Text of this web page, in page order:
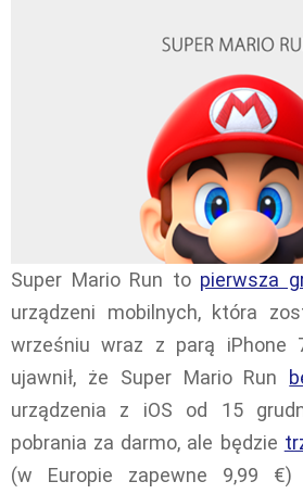
Super Mario Run to pierwsza
urządzeni mobilnych, która
wrześniu wraz z parą iPhone
ujawnił, że Super Mario Run
urządzenia z iOS od 15
pobrania za darmo, ale będzie
(w Europie zapewne 9,99 €)